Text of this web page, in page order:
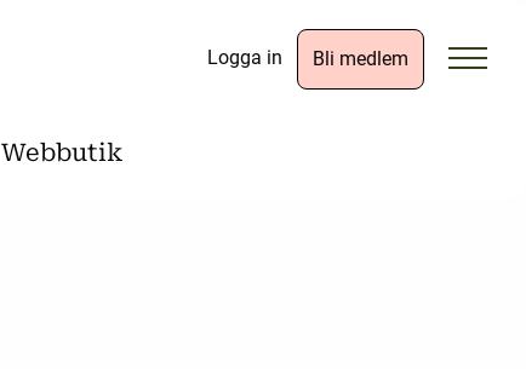
Logga in Bli medlem
Webbutik